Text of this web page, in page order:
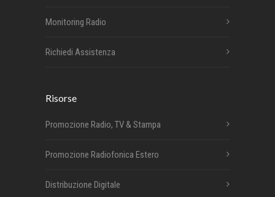
Monitoring Radio
Richiedi Assistenza
Risorse
Promozione Radio, TV & Stampa
Promozione Radiofonica Estero
Distribuzione Digitale